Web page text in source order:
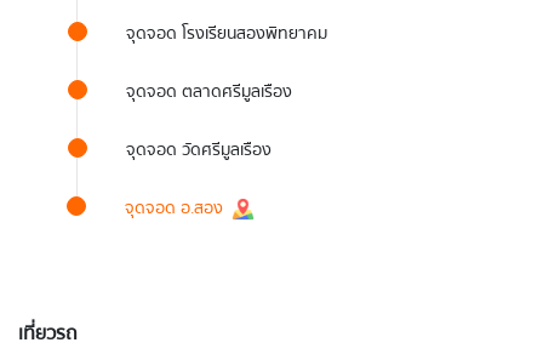
จุดจอด โรงเรียนสองพิทยาคม
จุดจอด ตลาดศรีมูลเรือง
จุดจอด วัดศรีมูลเรือง
จุดจอด อ.สอง
เที่ยวรถ